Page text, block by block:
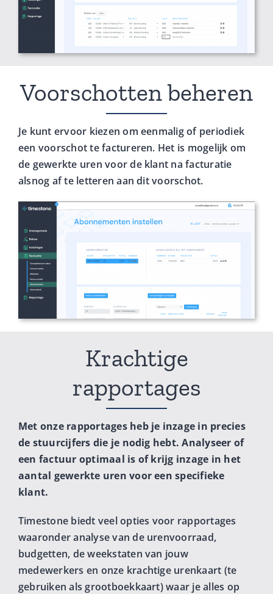
Voorschotten beheren
Je kunt ervoor kiezen om eenmalig of periodiek
een voorschot te factureren. Het is mogelijk om
de gewerkte uren voor de klant na facturatie
alsnog af te letteren aan dit voorschot.
Krachtige
rapportages
Met onze rapportages heb je inzage in precies
de stuurcijfers die je nodig hebt. Analyseer of
een factuur optimaal is of krijg inzage in het
aantal gewerkte uren voor een specifieke
klant.
Timestone biedt veel opties voor rapportages
waaronder analyse van de urenvoorraad,
budgetten, de weekstaten van jouw
medewerkers en onze krachtige urenkaart (te
gebruiken als grootboekkaart) waar je alles op